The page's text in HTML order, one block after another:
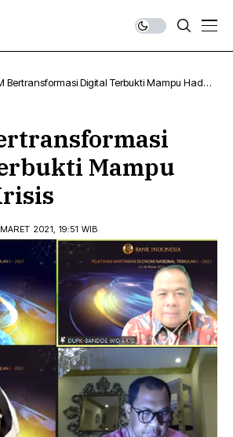
Bertransformasi Digital Terbukti Mampu Hadapi
Mampu
2021, 19:51 WIB